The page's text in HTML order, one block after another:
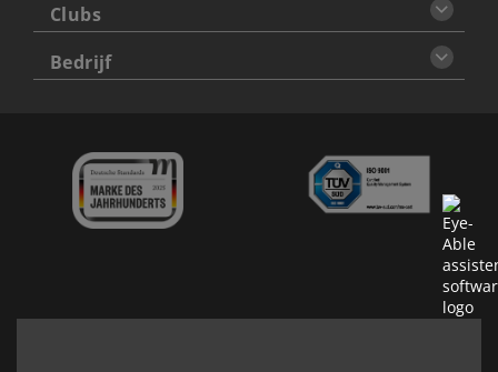
Clubs
Bedrijf